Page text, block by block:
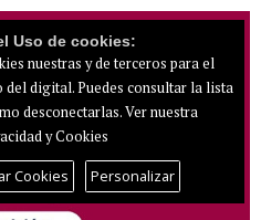
Uso de cookies:
nuestras y de terceros para el
del digital. Puedes consultar la lista
desconectarlas.Ver nuestra
y Cookies
Cookies Personalizar